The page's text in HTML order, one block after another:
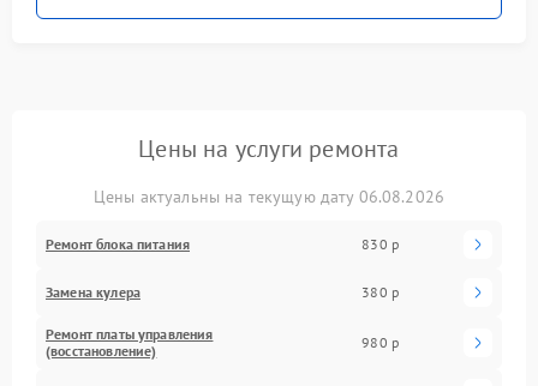
Цены на услуги ремонта
Цены актуальны на текущую дату 06.08.2026
Ремонт блока питания 830 р
Замена кулера 380 р
Ремонт платы управления
(восстановление)
980 р